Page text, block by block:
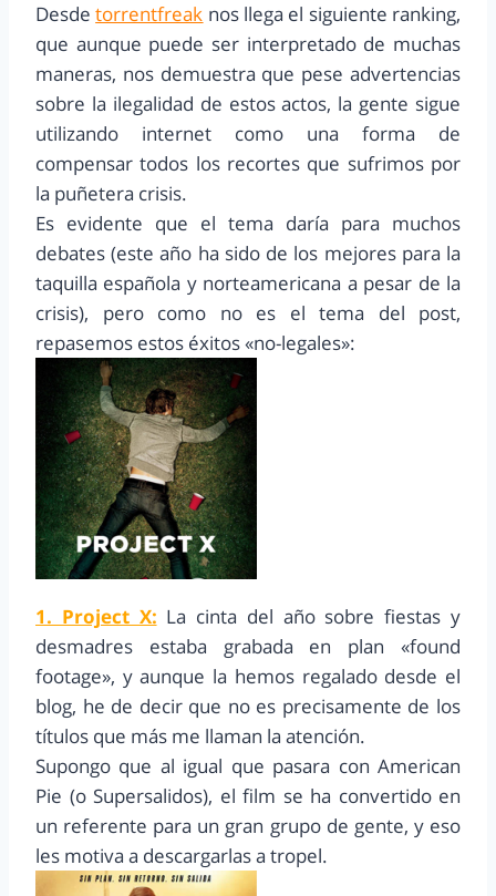
Desdetorrentfreak nos llega el siguiente ranking,
que aunque puede ser interpretado de muchas
maneras, nos demuestra que pese advertencias
sobre la ilegalidad de estos actos, la gente sigue
utilizando internet como una forma de
compensar todos los recortes que sufrimos por
la puñetera crisis.
Es evidente que el tema daría para muchos
debates (este año ha sido de los mejores para la
taquilla española y norteamericana a pesar de la
crisis), pero como no es el tema del post,
repasemos estos éxitos «no-legales»:
1. Project X: La cinta del año sobre fiestas y
desmadres estaba grabada en plan «found
footage», y aunque la hemos regalado desde el
blog, he de decir que no es precisamente de los
títulos que más me llaman la atención.
Supongo que al igual que pasara con American
Pie (o Supersalidos), el film se ha convertido en
un referente para un gran grupo de gente, y eso
les motiva a descargarlas a tropel.